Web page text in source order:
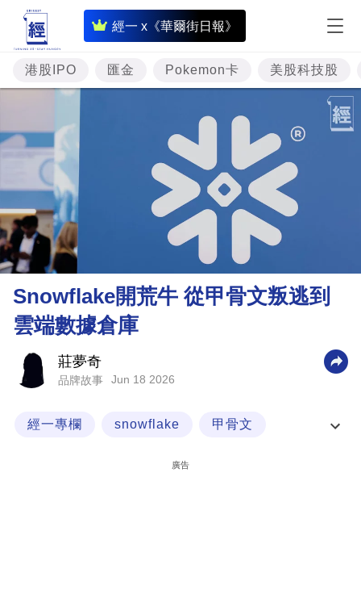
經一 x《華爾街日報》
即
時
財
經
理
財
商
科
港股IPO 匯金 Pokemon卡 美股科技股
Snowflake開荒牛 從甲骨文叛逃到
雲端數據倉庫
莊夢奇
品牌故事 Jun 18 2026
經一專欄 snowflake 甲骨文
廣告